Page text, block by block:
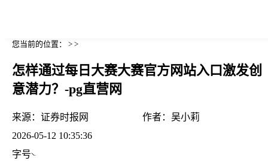
您当前的位置： > >
怎样通过每日大赛大赛官方网站入口激发创
意潜力？-pg直营网
来源： 证券时报网 作者： 吴小莉
2026-05-12 10:35:36
字号